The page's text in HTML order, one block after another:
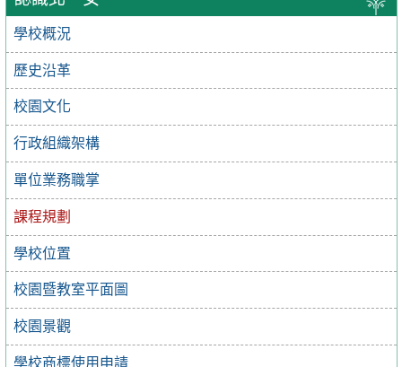
學校概況
歷史沿革
校園文化
行政組織架構
單位業務職掌
課程規劃
學校位置
校園暨教室平面圖
校園景觀
學校商標使用申請